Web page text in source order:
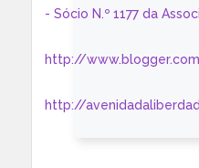
- Sócio N.º 1177 da
http://
http://